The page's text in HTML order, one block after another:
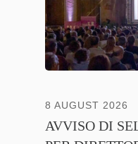
8 AUGUST 2026
AVVISO DI